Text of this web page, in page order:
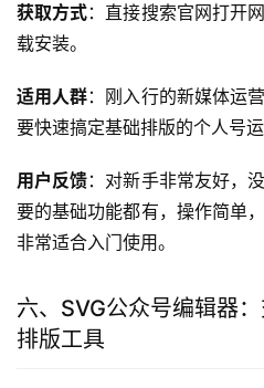
获取方式：直接搜索官网打开
载安装。
适用人群：刚入行的新媒体运
要快速搞定基础排版的个人号运
用户反馈：对新手非常友好，
要的基础功能都有，操作简单
非常适合入门使用。
六、SVG公众号编辑器
排版工具